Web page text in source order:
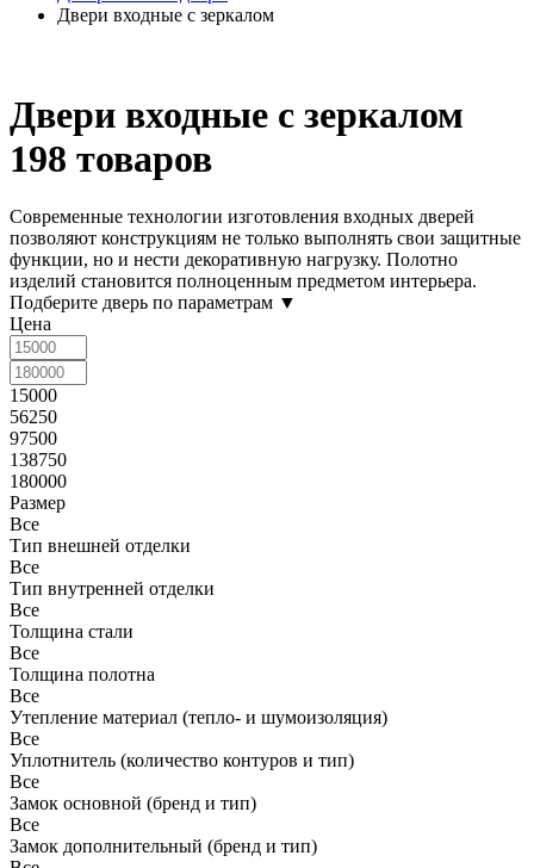
Двери входные с зеркалом
Двери входные с зеркалом
198 товаров
Современные технологии изготовления входных дверей
позволяют конструкциям не только выполнять свои защитные
функции, но и нести декоративную нагрузку. Полотно
изделий становится полноценным предметом интерьера.
Подберите дверь по параметрам ▼
Цена
15000
56250
97500
138750
180000
Размер
Все
Тип внешней отделки
Все
Тип внутренней отделки
Все
Толщина стали
Все
Толщина полотна
Все
Утепление материал (тепло- и шумоизоляция)
Все
Уплотнитель (количество контуров и тип)
Все
Замок основной (бренд и тип)
Все
Замок дополнительный (бренд и тип)